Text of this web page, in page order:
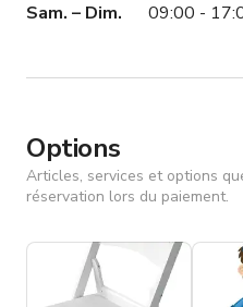
Sam. – Dim.
09:00 -
Options
Articles, services et options
réservation lors du paiement.